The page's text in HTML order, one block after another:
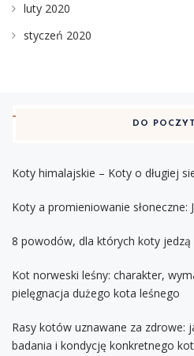
luty 2020
styczeń 2020
DO
Koty himalajskie – Koty o długiej
Koty a promieniowanie słoneczne:
8 powodów, dla których koty jedzą
Kot norweski leśny: charakter,
pielęgnacja dużego kota leśnego
Rasy kotów uznawane za zdrowe:
badania i kondycję konkretnego